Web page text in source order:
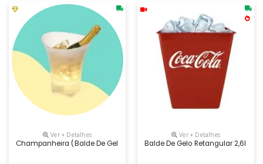
Ver + Detalhes
Champanheira (balde De Gelo) Com “speaker Bluetooth” De 10w E
Ver + Detalhes
Balde De Gelo Retangular 2,6l